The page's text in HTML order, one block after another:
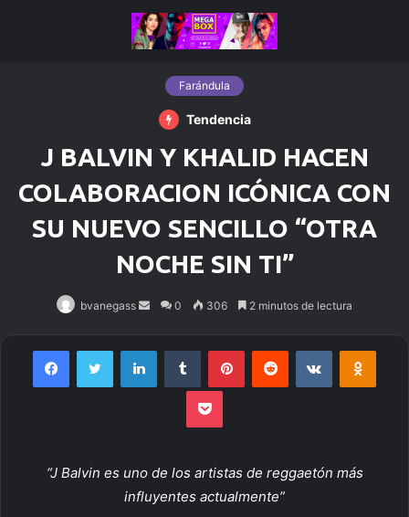
Farándula
Tendencia
J BALVIN Y KHALID HACEN
COLABORACION ICÓNICA CON
SU NUEVO SENCILLO “OTRA
NOCHE SIN TI”
bvanegass
Send
email
0 306 2 minutos de lectura
Pocket
“J Balvin es uno de los artistas de reggaetón más
influyentes actualmente”